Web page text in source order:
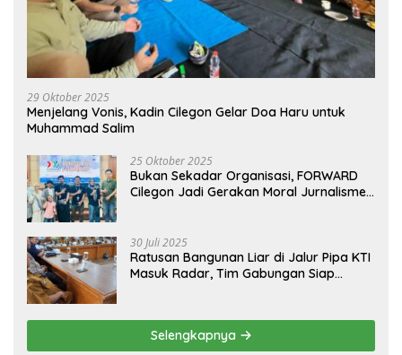
29 Oktober 2025
Menjelang Vonis, Kadin Cilegon Gelar Doa Haru untuk
Muhammad Salim
25 Oktober 2025
Bukan Sekadar Organisasi, FORWARD
Cilegon Jadi Gerakan Moral Jurnalisme
30 Juli 2025
Ratusan Bangunan Liar di Jalur Pipa KTI
Masuk Radar, Tim Gabungan Siap
Selengkapnya